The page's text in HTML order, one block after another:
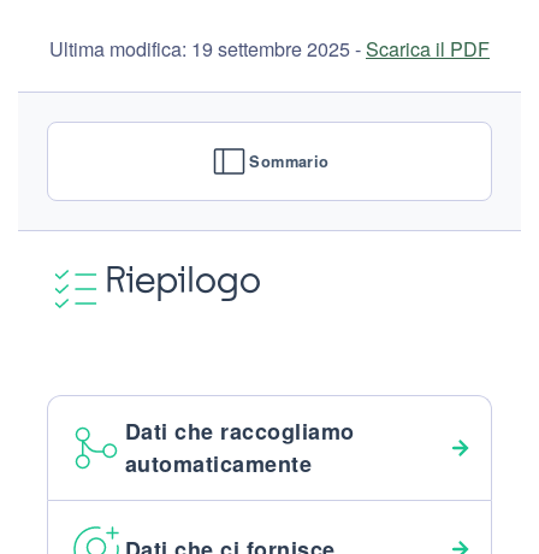
Ultima modifica: 19 settembre 2025 -Scarica il PDF
Sommario
Riepilogo
Dati che raccogliamo
automaticamente